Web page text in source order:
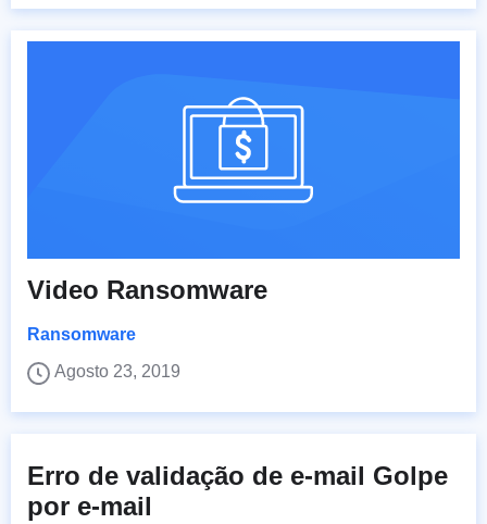
Video Ransomware
Ransomware
Agosto 23, 2019
Erro de validação de e-mail Golpe
por e-mail